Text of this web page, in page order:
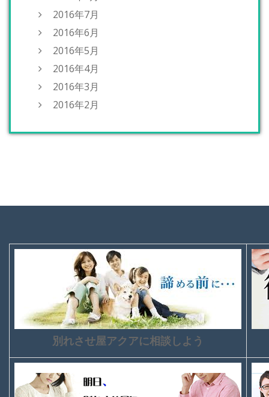
2016年7月
2016年6月
2016年5月
2016年4月
2016年3月
2016年2月
別れさせ屋アクアに相談しよう